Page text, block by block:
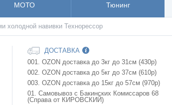
МОТО Тюнинг
холодной навивки Технорессор
ДОСТАВКА
001. OZON доставка до 3кг до 31см (430р)
002. OZON доставка до 5кг до 37см (610р)
003. OZON доставка до 15кг до 57см (970р)
01. Самовывоз с Бакинских Комиссаров 68
(Справа от КИРОВСКИЙ)